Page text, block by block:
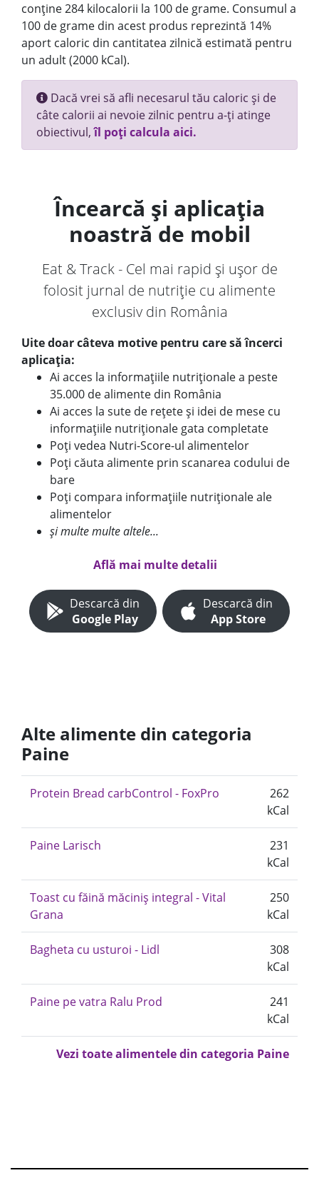
conține 284 kilocalorii la 100 de grame. Consumul a
100 de grame din acest produs reprezintă 14%
aport caloric din cantitatea zilnică estimată pentru
un adult (2000 kCal).
Dacă vrei să afli necesarul tău caloric și de
câte calorii ai nevoie zilnic pentru a-ți atinge
obiectivul,îl poți calcula aici.
Încearcă și aplicația
noastră de mobil
Eat & Track - Cel mai rapid și ușor de
folosit jurnal de nutriție cu alimente
exclusiv din România
Uite doar câteva motive pentru care să încerci
aplicația:
Ai acces la informațiile nutriționale a peste
35.000 de alimente din România
Ai acces la sute de rețete și idei de mese cu
informațiile nutriționale gata completate
Poți vedea Nutri-Score-ul alimentelor
Poți căuta alimente prin scanarea codului de
bare
Poți compara informațiile nutriționale ale
alimentelor
și multe multe altele...
Află mai multe detalii
Descarcă din
Google Play
Descarcă din
App Store
Alte alimente din categoria
Paine
Protein Bread carbControl - FoxPro
262
kCal
Paine Larisch
231
kCal
Toast cu făină măciniș integral - Vital
Grana
250
kCal
Bagheta cu usturoi - Lidl
308
kCal
Paine pe vatra Ralu Prod
241
kCal
Vezi toate alimentele din categoria Paine